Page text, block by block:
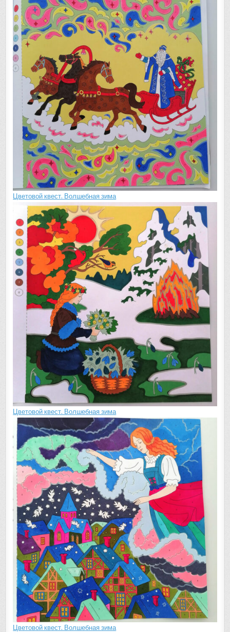
Цветовой квест. Волшебная зима
Цветовой квест. Волшебная зима
Цветовой квест. Волшебная зима